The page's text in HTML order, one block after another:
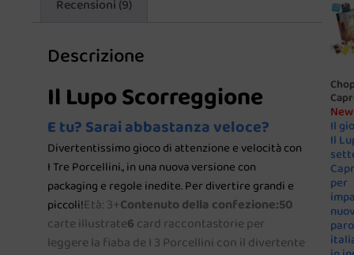
Recensioni (9)
Descrizione
Il Lupo Scorreggione
E tu? Sarai abbastanza veloce?
Divertentissimo gioco di attenzione e velocità con
I Tre Porcellini., in una nuova versione con
packaging e regole inedite. Per divertire grandi e
piccoli!Età: 3+Contenuto della confezione:50
carte illustrate6 card raccontastorie per
leggere la fiaba de I 3 Porcellini con il divertente
New
Il
Il
per